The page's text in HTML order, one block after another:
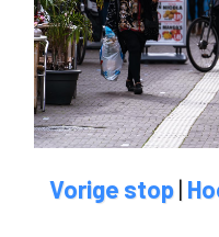
Vorige stop|